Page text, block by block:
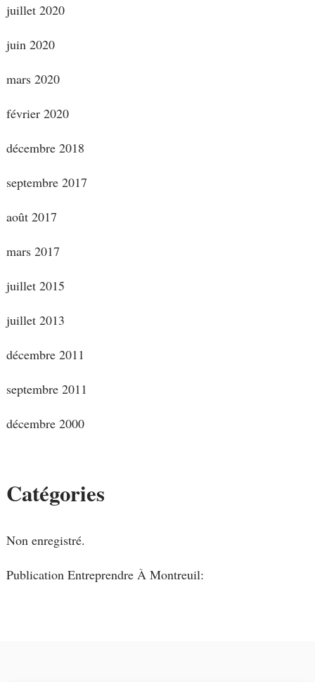
juillet 2020
juin 2020
mars 2020
février 2020
décembre 2018
septembre 2017
août 2017
mars 2017
juillet 2015
juillet 2013
décembre 2011
septembre 2011
décembre 2000
Catégories
Non enregistré.
Publication Entreprendre À Montreuil: